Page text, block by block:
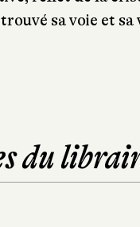
sa voie et sa
du